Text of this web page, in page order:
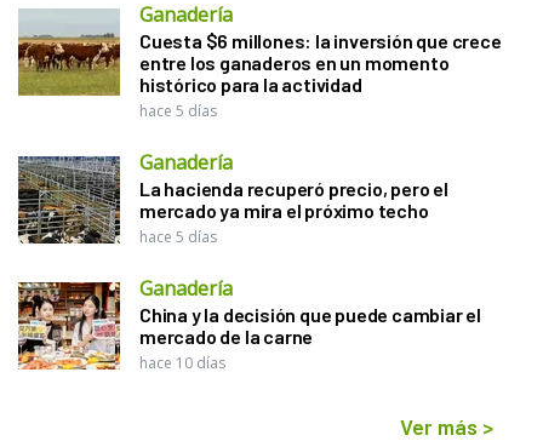
Ganadería
Cuesta $6 millones: la inversión que crece
entre los ganaderos en un momento
histórico para la actividad
hace 5 días
Ganadería
La hacienda recuperó precio, pero el
mercado ya mira el próximo techo
hace 5 días
Ganadería
China y la decisión que puede cambiar el
mercado de la carne
hace 10 días
Ver más >